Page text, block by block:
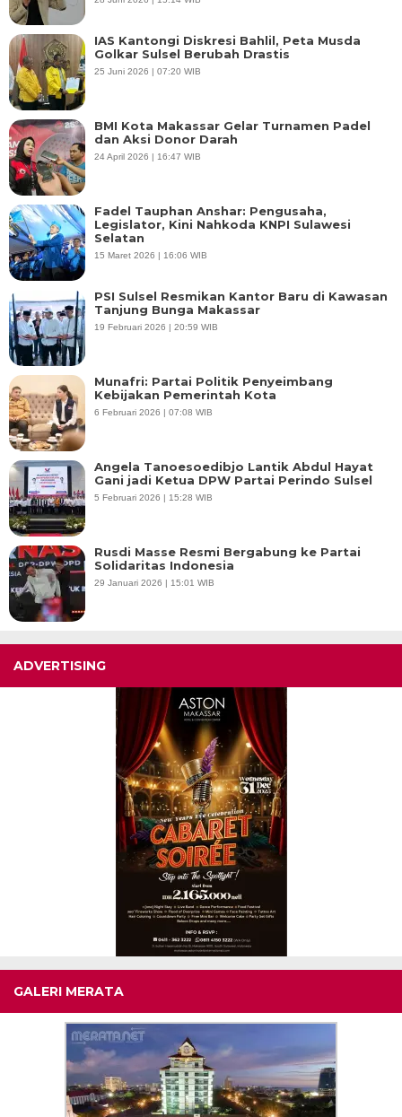
IAS Kantongi Diskresi Bahlil, Peta Musda
Golkar Sulsel Berubah Drastis
25 Juni 2026 | 07:20 WIB
BMI Kota Makassar Gelar Turnamen Padel
dan Aksi Donor Darah
24 April 2026 | 16:47 WIB
Fadel Tauphan Anshar: Pengusaha,
Legislator, Kini Nahkoda KNPI Sulawesi
Selatan
15 Maret 2026 | 16:06 WIB
PSI Sulsel Resmikan Kantor Baru di Kawasan
Tanjung Bunga Makassar
19 Februari 2026 | 20:59 WIB
Munafri: Partai Politik Penyeimbang
Kebijakan Pemerintah Kota
6 Februari 2026 | 07:08 WIB
Angela Tanoesoedibjo Lantik Abdul Hayat
Gani jadi Ketua DPW Partai Perindo Sulsel
5 Februari 2026 | 15:28 WIB
Rusdi Masse Resmi Bergabung ke Partai
Solidaritas Indonesia
29 Januari 2026 | 15:01 WIB
ADVERTISING
GALERI MERATA